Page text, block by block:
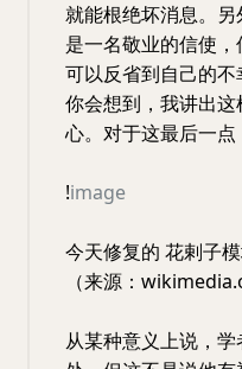
就能根绝坏消息。另
是一名敬业的信使
可以反省到自己的不
你会想到，我讲出
心。对于这最后一点
!image
今天修复的 花剌子
（来源：
从某种意义上说，